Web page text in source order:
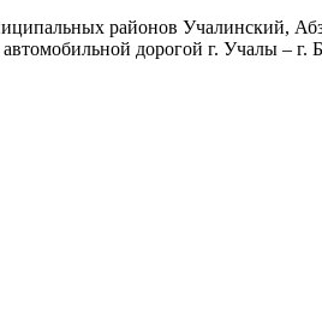
районов Учалинский,
дорогой г. Учалы – г.